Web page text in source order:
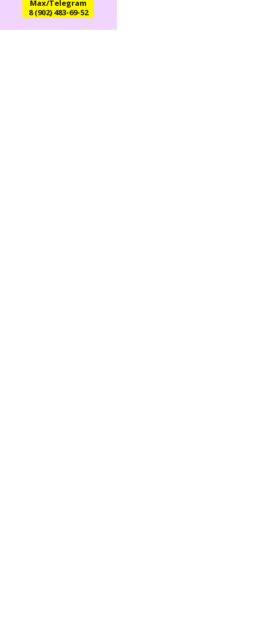
Max/Telegram
8 (902) 483-69-52